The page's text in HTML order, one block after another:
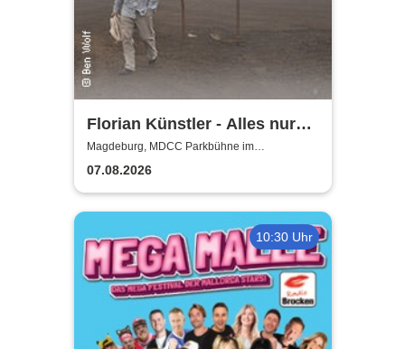
Florian Künstler - Alles nur
geliehen - Tour 2026/2027
Magdeburg, MDCC Parkbühne im
Elbauenpark
07.08.2026
10:30 Uhr